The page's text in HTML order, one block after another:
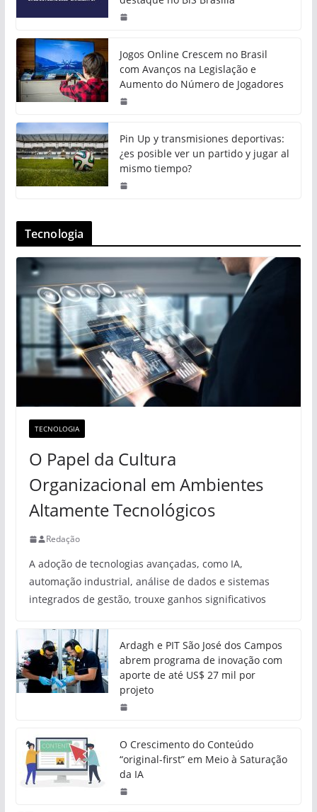
Jogos Online Crescem no Brasil
com Avanços na Legislação e
Aumento do Número de Jogadores
Pin Up y transmisiones deportivas:
¿es posible ver un partido y jugar al
mismo tiempo?
Tecnologia
TECNOLOGIA
O Papel da Cultura
Organizacional em Ambientes
Altamente Tecnológicos
Redação
A adoção de tecnologias avançadas, como IA,
automação industrial, análise de dados e sistemas
integrados de gestão, trouxe ganhos significativos
Ardagh e PIT São José dos Campos
abrem programa de inovação com
aporte de até US$ 27 mil por
projeto
O Crescimento do Conteúdo
“original-first” em Meio à Saturação
da IA